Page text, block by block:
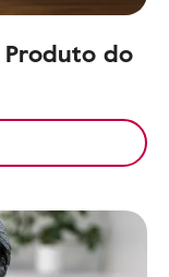
do